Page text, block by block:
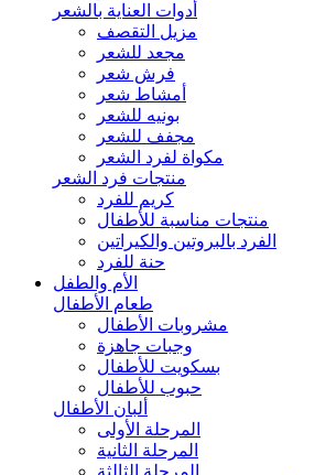
أدوات العناية بالشعر
مزيل التقصف
مجعد للشعر
فرش شعر
أمشاط شعر
بونيه للشعر
مجفف للشعر
مكواة لفرد الشعر
منتجات فرد الشعر
كريم للفرد
منتجات مناسبة للأطفال
الفرد بالبروتين والكيراتين
حنة للفرد
الأم والطفل
طعام الأطفال
مشروبات الأطفال
وجبات جاهزة
بسكويت للأطفال
حبوب للأطفال
ألبان الأطفال
المرحلة الأولى
المرحلة الثانية
المرحلة الثالثة